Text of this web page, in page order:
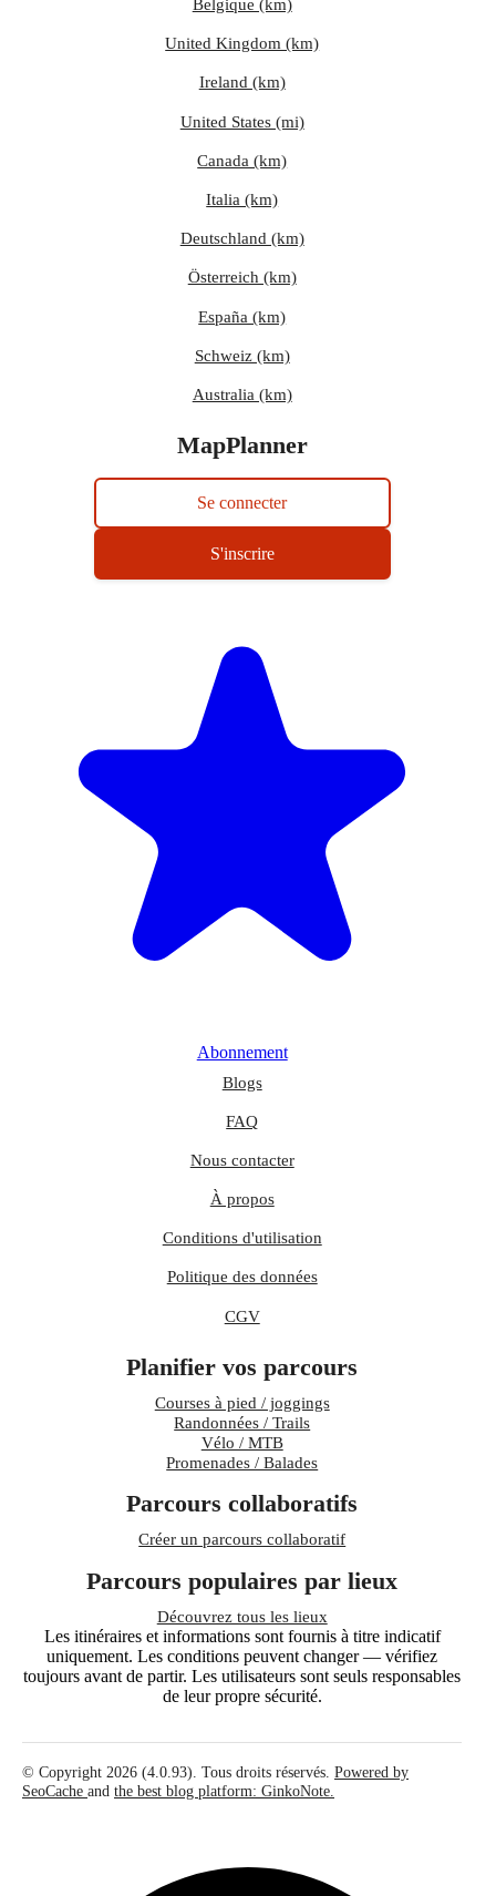
United Kingdom (km)
Ireland (km)
United States (mi)
Canada (km)
Italia (km)
Deutschland (km)
Österreich (km)
España (km)
Schweiz (km)
Australia (km)
MapPlanner
Se connecter
S'inscrire
Abonnement
Blogs
FAQ
Nous contacter
À propos
Conditions d'utilisation
Politique des données
CGV
Planifier vos parcours
Courses à pied / joggings
Randonnées / Trails
Vélo / MTB
Promenades / Balades
Parcours collaboratifs
Créer un parcours collaboratif
Parcours populaires par lieux
Découvrez tous les lieux
Les itinéraires et informations sont fournis à titre indicatif
uniquement. Les conditions peuvent changer — vérifiez
toujours avant de partir. Les utilisateurs sont seuls responsables
de leur propre sécurité.
© Copyright 2026 (4.0.93). Tous droits réservés. Powered by
SeoCache and the best blog platform: GinkoNote.